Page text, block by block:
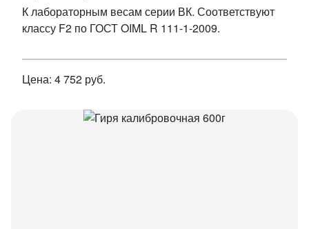
К лабораторным весам серии ВК. Соответствуют
классу F2 по ГОСТ OIML R 111-1-2009.
Цена: 4 752 руб.